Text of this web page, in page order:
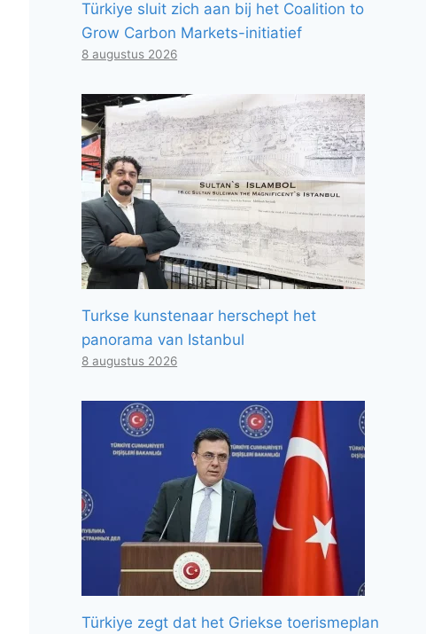
Türkiye sluit zich aan bij het Coalition to
Grow Carbon Markets-initiatief
8 augustus 2026
Turkse kunstenaar herschept het
panorama van Istanbul
8 augustus 2026
Türkiye zegt dat het Griekse toerismeplan